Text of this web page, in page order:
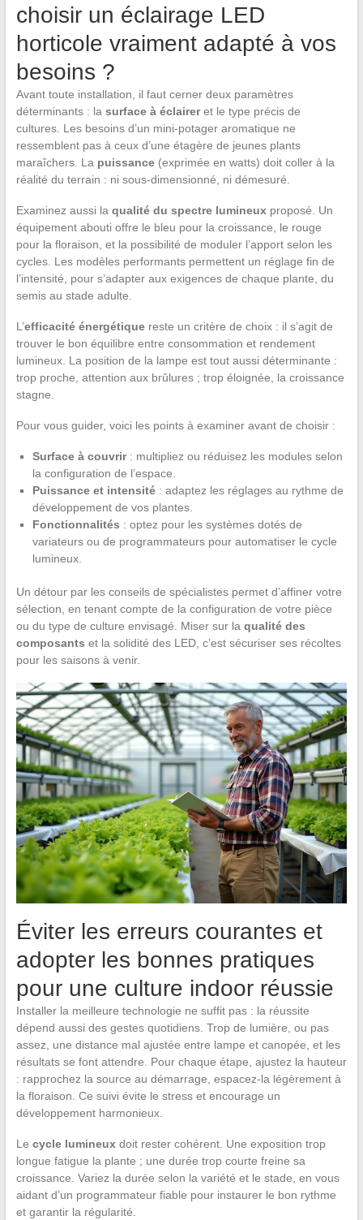
choisir un éclairage LED
horticole vraiment adapté à vos
besoins ?
Avant toute installation, il faut cerner deux paramètres
déterminants : la surface à éclaireret le type précis de
cultures. Les besoins d’un mini-potager aromatique ne
ressemblent pas à ceux d’une étagère de jeunes plants
maraîchers. La puissance(exprimée en watts) doit coller à la
réalité du terrain : ni sous-dimensionné, ni démesuré.
Examinez aussi la qualité du spectre lumineuxproposé. Un
équipement abouti offre le bleu pour la croissance, le rouge
pour la floraison, et la possibilité de moduler l’apport selon les
cycles. Les modèles performants permettent un réglage fin de
l’intensité, pour s’adapter aux exigences de chaque plante, du
semis au stade adulte.
L’efficacité énergétiquereste un critère de choix : il s’agit de
trouver le bon équilibre entre consommation et rendement
lumineux. La position de la lampe est tout aussi déterminante :
trop proche, attention aux brûlures ; trop éloignée, la croissance
stagne.
Pour vous guider, voici les points à examiner avant de choisir :
Surface à couvrir: multipliez ou réduisez les modules selon
la configuration de l’espace.
Puissance et intensité: adaptez les réglages au rythme de
développement de vos plantes.
Fonctionnalités : optez pour les systèmes dotés de
variateurs ou de programmateurs pour automatiser le cycle
lumineux.
Un détour par les conseils de spécialistes permet d’affiner votre
sélection, en tenant compte de la configuration de votre pièce
ou du type de culture envisagé. Miser sur la qualité des
composants et la solidité des LED, c’est sécuriser ses récoltes
pour les saisons à venir.
Éviter les erreurs courantes et
adopter les bonnes pratiques
pour une culture indoor réussie
Installer la meilleure technologie ne suffit pas : la réussite
dépend aussi des gestes quotidiens. Trop de lumière, ou pas
assez, une distance mal ajustée entre lampe et canopée, et les
résultats se font attendre. Pour chaque étape, ajustez la hauteur
: rapprochez la source au démarrage, espacez-la légèrement à
la floraison. Ce suivi évite le stress et encourage un
développement harmonieux.
Le cycle lumineuxdoit rester cohérent. Une exposition trop
longue fatigue la plante ; une durée trop courte freine sa
croissance. Variez la durée selon la variété et le stade, en vous
aidant d’un programmateur fiable pour instaurer le bon rythme
et garantir la régularité.